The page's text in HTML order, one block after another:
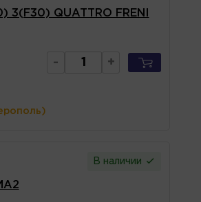
3(F30) QUATTRO FRENI
- +
В наличии